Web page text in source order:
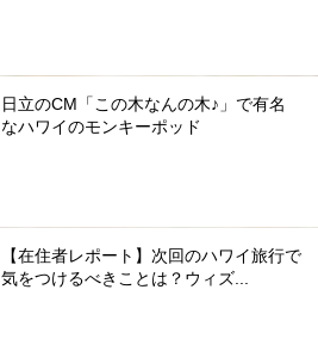
日立のCM「この木なんの木♪」で有名
なハワイのモンキーポッド
【在住者レポート】次回のハワイ旅行で
気をつけるべきことは？ウィズ...